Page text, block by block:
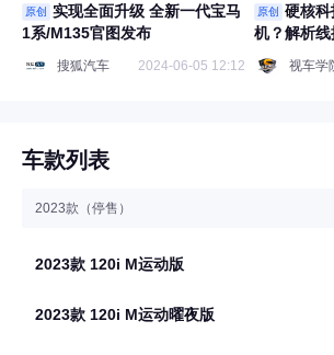
原创
实现全面升级 全新一代宝马
1系/M135官图发布
搜狐汽车 2024-06-05 12:12
原创
硬核
机？解析
视车学
车款列表
2023款（停售）
2023款 120i M运动版
2023款 120i M运动曜夜版